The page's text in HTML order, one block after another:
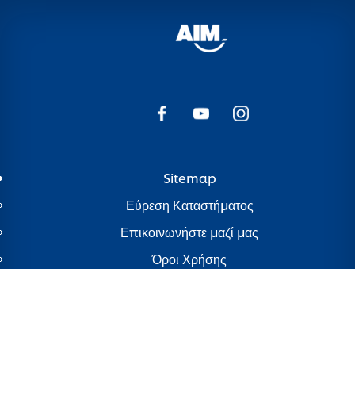
Sitemap
Εύρεση Καταστήματος
Επικοινωνήστε μαζί μας
Όροι Χρήσης